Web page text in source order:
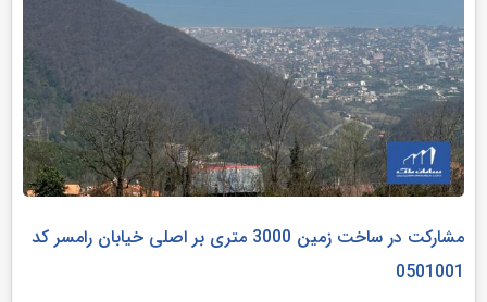
مشارکت در ساخت زمین 3000 متری بر اصلی خیابان رامسر کد
0501001